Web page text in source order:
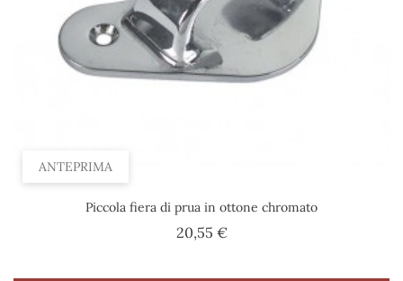
ANTEPRIMA
Piccola fiera di prua in ottone chromato
20,55 €Prezzo